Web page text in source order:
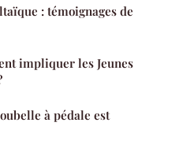
: témoignages de
impliquer les Jeunes
à pédale est